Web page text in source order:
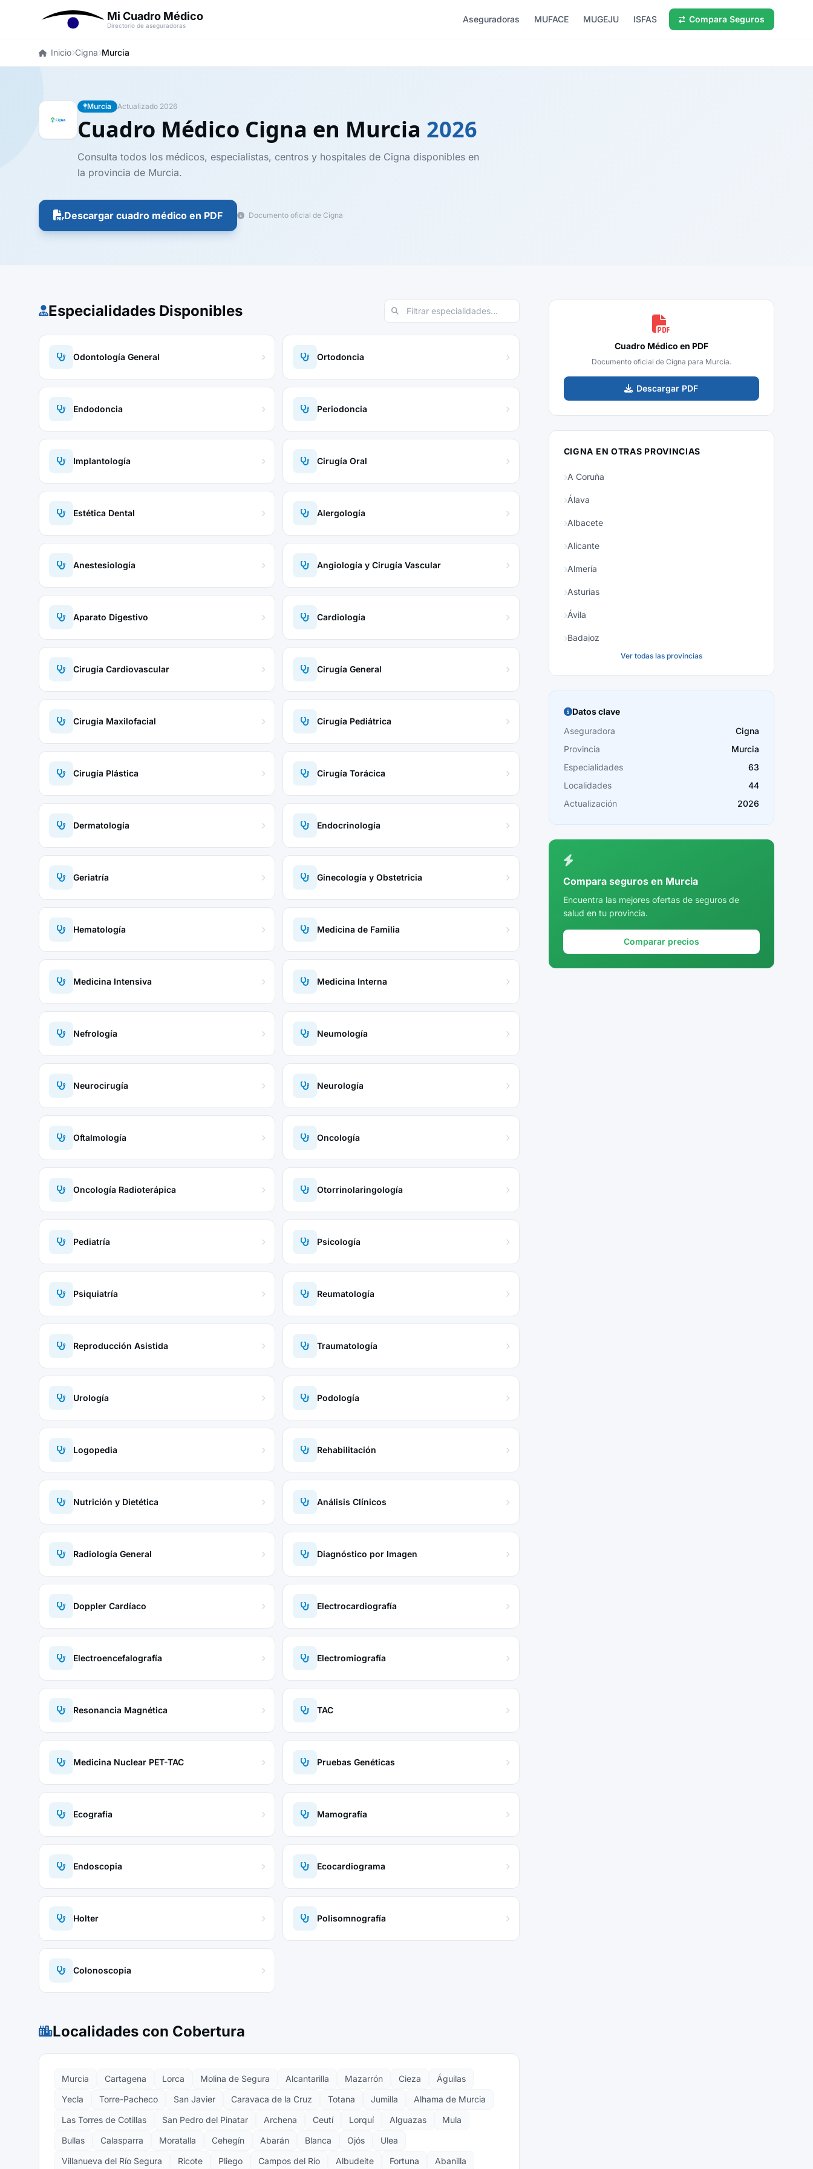
Mi Cuadro Médico
Directorio de aseguradoras
Aseguradoras MUFACE MUGEJU ISFAS Compara Seguros
Inicio Cigna Murcia
Murcia Actualizado 2026
Cuadro Médico Cigna en Murcia 2026
Consulta todos los médicos, especialistas, centros y hospitales de Cigna disponibles en
la provincia de Murcia.
Descargar cuadro médico en PDF Documento oficial de Cigna
Especialidades Disponibles
Odontología General Ortodoncia
Endodoncia Periodoncia
Implantología Cirugía Oral
Estética Dental Alergología
Anestesiología Angiología y Cirugía Vascular
Aparato Digestivo Cardiología
Cirugía Cardiovascular Cirugía General
Cirugía Maxilofacial Cirugía Pediátrica
Cirugía Plástica Cirugía Torácica
Dermatología Endocrinología
Geriatría Ginecología y Obstetricia
Hematología Medicina de Familia
Medicina Intensiva Medicina Interna
Nefrología Neumología
Neurocirugía Neurología
Oftalmología Oncología
Oncología Radioterápica Otorrinolaringología
Pediatría Psicología
Psiquiatría Reumatología
Reproducción Asistida Traumatología
Urología Podología
Logopedia Rehabilitación
Nutrición y Dietética Análisis Clínicos
Radiología General Diagnóstico por Imagen
Doppler Cardíaco Electrocardiografía
Electroencefalografía Electromiografía
Resonancia Magnética TAC
Medicina Nuclear PET-TAC Pruebas Genéticas
Ecografía Mamografía
Endoscopia Ecocardiograma
Holter Polisomnografía
Colonoscopia
Localidades con Cobertura
Murcia Cartagena Lorca Molina de Segura Alcantarilla Mazarrón Cieza
Águilas
Yecla
Torre-Pacheco San Javier Caravaca de la Cruz Totana Jumilla
Alhama de Murcia
Las Torres de Cotillas
San Pedro del Pinatar Archena Ceutí Lorquí Alguazas
Mula
Bullas
Calasparra Moratalla Cehegín Abarán Blanca Ojós
Ulea
Villanueva del Río Segura
Ricote Pliego Campos del Río Albudeite Fortuna Abanilla
Cuadro Médico en PDF
Documento oficial de Cigna para Murcia.
Descargar PDF
CIGNA EN OTRAS PROVINCIAS
A Coruña
Álava
Albacete
Alicante
Almería
Asturias
Ávila
Badajoz
Burgos
Cáceres
Cádiz
Cantabria
Castellón
Córdoba
Cuenca
Girona
Ver todas las provincias
Datos clave
Aseguradora
Cigna
Provincia
Murcia
Especialidades
63
Localidades
44
Actualización
2026
Compara seguros en Murcia
Encuentra las mejores ofertas de seguros de
salud en tu provincia.
Comparar precios